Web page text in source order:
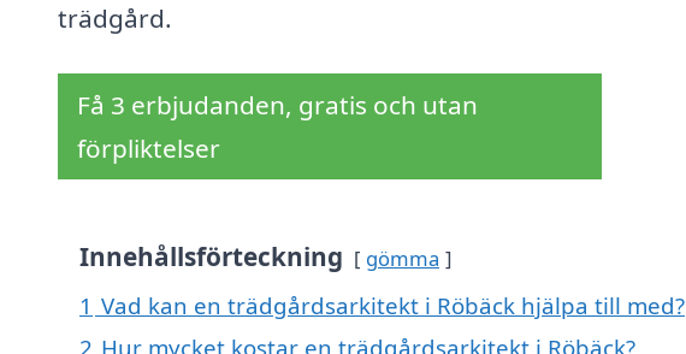
trädgård.
Få 3 erbjudanden, gratis och utan
förpliktelser
Innehållsförteckning gömma
1 Vad kan en trädgårdsarkitekt i Röbäck hjälpa till med?
2 Hur mycket kostar en trädgårdsarkitekt i Röbäck?